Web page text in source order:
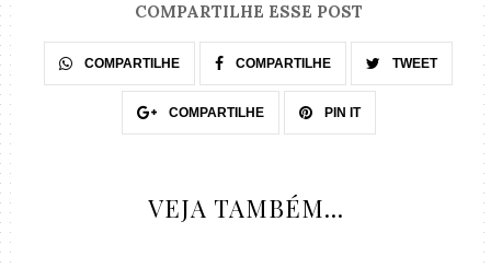
COMPARTILHE ESSE POST
COMPARTILHE COMPARTILHE TWEET
COMPARTILHE PIN IT
VEJA TAMBÉM...